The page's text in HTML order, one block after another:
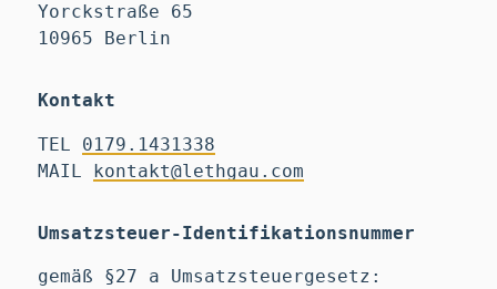
Yorckstraße 65
10965 Berlin
Kontakt
TEL 0179.1431338
MAIL kontakt@lethgau.com
Umsatzsteuer-Identifikationsnummer
gemäß §27 a Umsatzsteuergesetz: